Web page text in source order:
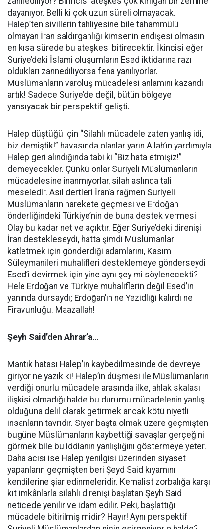
dayanıyor. Belli ki çok uzun süreli olmayacak.
Halep’ten sivillerin tahliyesine bile tahammülü
olmayan İran saldırganlığı kimsenin endişesi olmasın
en kısa sürede bu ateşkesi bitirecektir. İkincisi eğer
Suriye’deki İslami oluşumların Esed iktidarına razı
oldukları zannediliyorsa fena yanılıyorlar.
Müslümanların varoluş mücadelesi anlamını kazandı
artık! Sadece Suriye’de değil, bütün bölgeye
yansıyacak bir perspektif gelişti.
Halep düştüğü için “Silahlı mücadele zaten yanlış idi,
biz demiştik!” havasında olanlar yarın Allah’ın yardımıyla
Halep geri alındığında tabi ki “Biz hata etmişiz!”
demeyecekler. Çünkü onlar Suriyeli Müslümanların
mücadelesine inanmıyorlar, silah aslında tali
meseledir. Asıl dertleri İran’a rağmen Suriyeli
Müslümanların harekete geçmesi ve Erdoğan
önderliğindeki Türkiye’nin de buna destek vermesi.
Olay bu kadar net ve açıktır. Eğer Suriye’deki direnişi
İran destekleseydi, hatta şimdi Müslümanları
katletmek için gönderdiği adamlarını, Kasım
Süleymanileri muhalifleri desteklemeye gönderseydi
Esed’i devirmek için yine aynı şey mi söylenecekti?
Hele Erdoğan ve Türkiye muhaliflerin değil Esed’in
yanında dursaydı; Erdoğan’ın ne Yezidliği kalırdı ne
Firavunluğu. Maazallah!
Şeyh Said’den Ahrar’a…
Mantık hatası Halep’in kaybedilmesinde de devreye
giriyor ne yazık ki! Halep’in düşmesi ile Müslümanların
verdiği onurlu mücadele arasında ilke, ahlak skalası
ilişkisi olmadığı halde bu durumu mücadelenin yanlış
olduğuna delil olarak getirmek ancak kötü niyetli
insanların tavrıdır. Siyer başta olmak üzere geçmişten
bugüne Müslümanların kaybettiği savaşlar gerçeğini
görmek bile bu iddianın yanlışlığını göstermeye yeter.
Daha acısı ise Halep yenilgisi üzerinden siyaset
yapanların geçmişten beri Şeyd Said kıyamını
kendilerine şiar edinmeleridir. Kemalist zorbalığa karşı
kıt imkânlarla silahlı direnişi başlatan Şeyh Said
neticede yenilir ve idam edilir. Peki, başlattığı
mücadele bitirilmiş midir? Hayır! Aynı perspektif